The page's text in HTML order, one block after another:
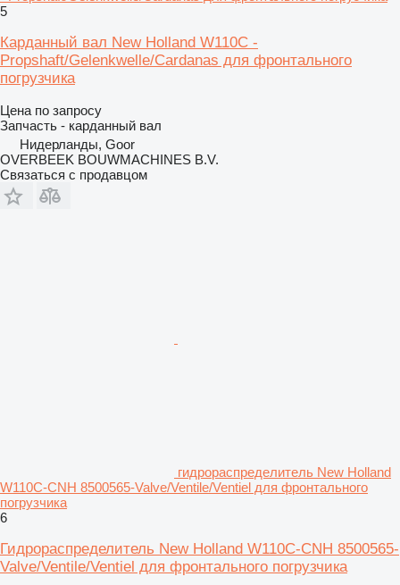
5
Карданный вал New Holland W110C -
Propshaft/Gelenkwelle/Cardanas для фронтального
погрузчика
Цена по запросу
Запчасть - карданный вал
Нидерланды, Goor
OVERBEEK BOUWMACHINES B.V.
Связаться с продавцом
гидрораспределитель New Holland
W110C-CNH 8500565-Valve/Ventile/Ventiel для фронтального
погрузчика
6
Гидрораспределитель New Holland W110C-CNH 8500565-
Valve/Ventile/Ventiel для фронтального погрузчика